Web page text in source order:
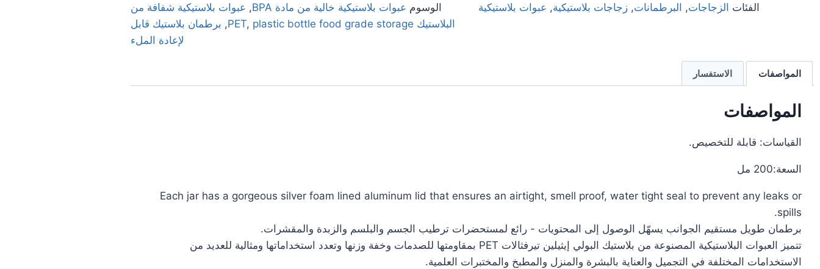
الفئات الزجاجات, البرطمانات, زجاجات بلاستيكية, عبوات بلاستيكية الوسوم عبوات بلاستيكية خالية من مادة BPA , عبوات بلاستيكية شفافة من
البلاستيك PET
, plastic bottle food grade storage
, برطمان بلاستيك قابل
لإعادة الملء
المواصفات الاستفسار
المواصفات
القياسات: قابلة للتخصيص.
السعة:200 مل
Each jar has a gorgeous silver foam lined aluminum lid that ensures an airtight, smell proof, water tight seal to prevent any leaks or
spills.
برطمان طويل مستقيم الجوانب يسهّل الوصول إلى المحتويات - رائع لمستحضرات ترطيب الجسم والبلسم والزبدة والمقشرات.
تتميز العبوات البلاستيكية المصنوعة من بلاستيك البولي إيثيلين تيرفثالات PET بمقاومتها للصدمات وخفة وزنها وتعدد استخداماتها ومثالية للعديد من
الاستخدامات المختلفة في التجميل والعناية بالبشرة والمنزل والمطبخ والمختبرات العلمية.